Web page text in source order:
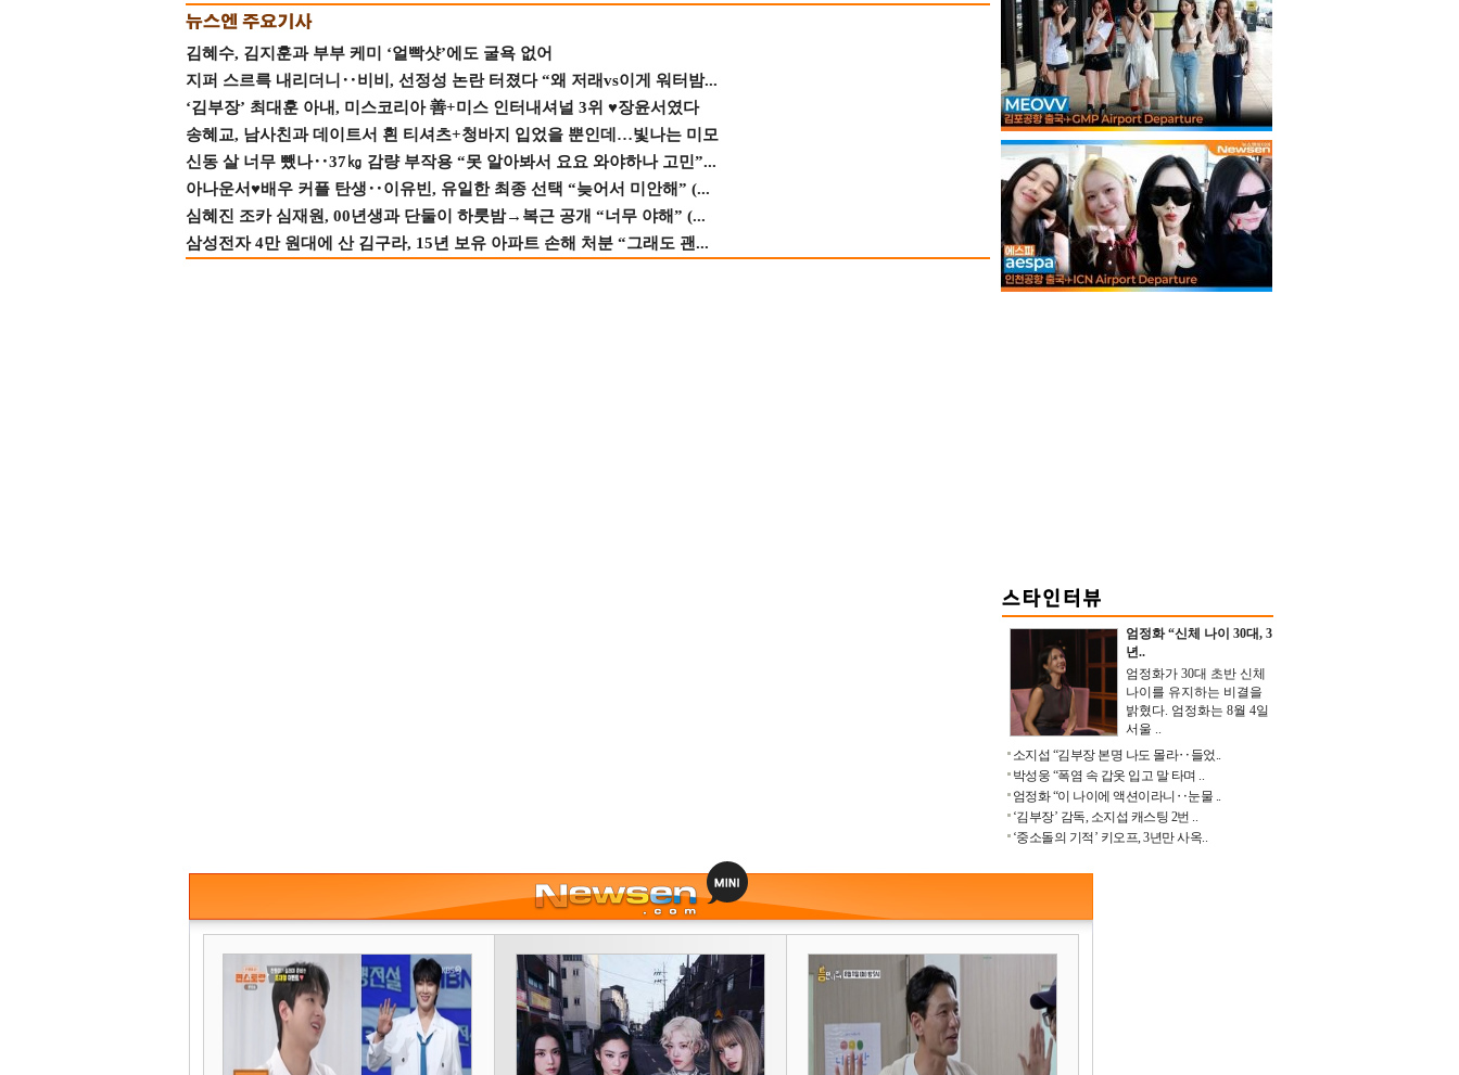
김혜수, 김지훈과 부부 케미 ‘얼빡샷’에도 굴욕 없어
지퍼 스르륵 내리더니‥비비, 선정성 논란 터졌다 “왜 저래vs이게 워터밤...
‘김부장’ 최대훈 아내, 미스코리아 善+미스 인터내셔널 3위 ♥장윤서였다
송혜교, 남사친과 데이트서 흰 티셔츠+청바지 입었을 뿐인데…빛나는 미모
신동 살 너무 뺐나‥37㎏ 감량 부작용 “못 알아봐서 요요 와야하나 고민”...
아나운서♥배우 커플 탄생‥이유빈, 유일한 최종 선택 “늦어서 미안해” (...
심혜진 조카 심재원, 00년생과 단둘이 하룻밤→복근 공개 “너무 야해” (...
삼성전자 4만 원대에 산 김구라, 15년 보유 아파트 손해 처분 “그래도 괜...
엄정화 “신체 나이 30대, 3
년..
엄정화가 30대 초반 신체
나이를 유지하는 비결을
밝혔다. 엄정화는 8월 4일
서울 ..
소지섭 “김부장 본명 나도 몰라‥들었..
박성웅 “폭염 속 갑옷 입고 말 타며 ..
엄정화 “이 나이에 액션이라니‥눈물 ..
‘김부장’ 감독, 소지섭 캐스팅 2번 ..
‘중소돌의 기적’ 키오프, 3년만 사옥..